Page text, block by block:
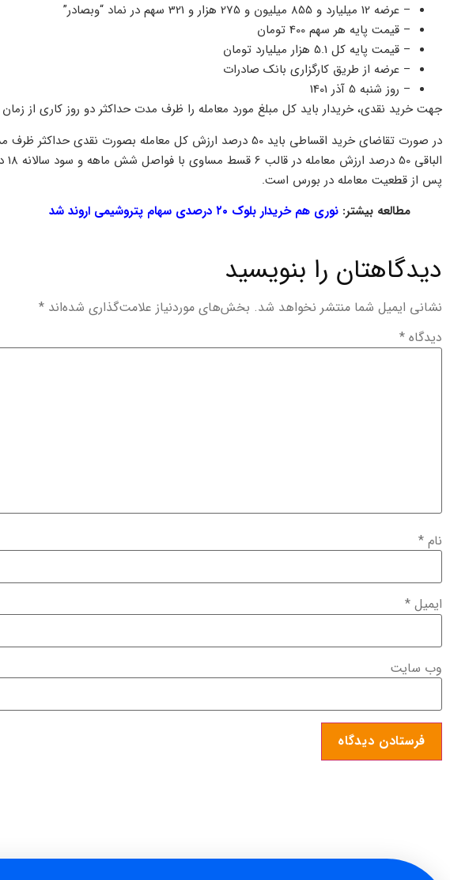
– عرضه 12 میلیارد و 855 میلیون و 275 هزار و 321 سهم در نماد “وبصادر”
– قیمت پایه هر سهم 400 تومان
– قیمت پایه کل 5.1 هزار میلیارد تومان
– عرضه از طریق کارگزاری بانک صادرات
– روز شنبه 5 آذر 1401
جهت خرید نقدی، خریدار باید کل مبلغ مورد معامله را ظرف مدت حداکثر دو روز کاری از
پس از قطعیت معامله در بورس است.
مطالعه بیشتر: نوری هم خریدار بلوک ۲۰ درصدی سهام پتروشیمی اروند شد
دیدگاهتان را بنویسید
نشانی ایمیل شما منتشر نخواهد شد. بخش‌های موردنیاز علامت‌گذاری شده‌اند *
دیدگاه *
نام *
ایمیل *
وب‌ سایت